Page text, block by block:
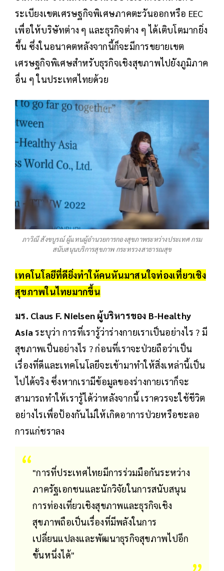
ระเบียงเขตเศรษฐกิจพิเศษภาคตะวันออกหรือ EEC
เพื่อให้บริษัทต่าง ๆ และธุรกิจต่าง ๆ ได้เติบโตมากยิ่ง
ขึ้น ซึ่งในอนาคตหลังจากนี้ก็จะมีการขยายเขต
เศรษฐกิจพิเศษสำหรับธุรกิจเชิงสุขภาพไปยังภูมิภาค
อื่น ๆ ในประเทศไทยด้วย
ภาวิณี สังขบูรณ์ ผู้แทนผู้อำนวยการกองสุขภาพระหว่างประเทศ กรม
สนับสนุนบริการสุขภาพ กระทรวงสาธารณสุข
เทคโนโลยีที่ดียิ่งทำให้คนหันมาสนใจท่องเที่ยวเชิง
สุขภาพในไทยมากขึ้น
มร. Claus F. Nielsen ผู้บริหารของ B-Healthy
Asia ระบุว่า การที่เรารู้ว่าร่างกายเราเป็นอย่างไร ? มี
สุขภาพเป็นอย่างไร ? ก่อนที่เราจะป่วยถือว่าเป็น
เรื่องที่ดีและเทคโนโลยีจะเข้ามาทำให้สิ่งเหล่านี้เป็น
ไปได้จริง ซึ่งหากเรามีข้อมูลของร่างกายเราก็จะ
สามารถทำให้เรารู้ได้ว่าหลังจากนี้ เราควรจะใช้ชีวิต
อย่างไรเพื่อป้องกันไม่ให้เกิดอาการป่วยหรือชะลอ
การแก่ชราลง
"การที่ประเทศไทยมีการร่วมมือกันระหว่าง
ภาครัฐเอกชนและนักวิจัยในการสนับสนุน
การท่องเที่ยวเชิงสุขภาพและธุรกิจเชิง
สุขภาพถือเป็นเรื่องที่มีพลังในการ
เปลี่ยนแปลงและพัฒนาธุรกิจสุขภาพไปอีก
ขั้นหนึ่งได้"